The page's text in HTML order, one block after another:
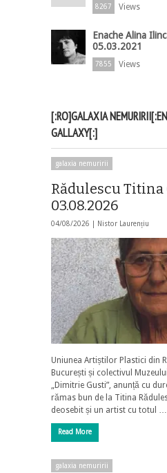
8267 Views
Enache Alina
05.03.2021
7855 Views
[:RO]GALAXIA
GALLAXY[:]
galaxia nemuririi
Rădulescu Titina
03.08.2026
04/08/2026 | Nistor Laurențiu
Uniunea Artiștilor Plastici din
București și colectivul
„Dimitrie Gusti”, anunță cu
rămas bun de la Titina
deosebit și un artist cu totul …
Read More
galaxia nemuririi